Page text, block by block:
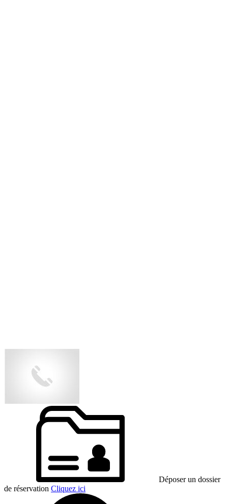
Déposer un dossier
de réservation Cliquez ici